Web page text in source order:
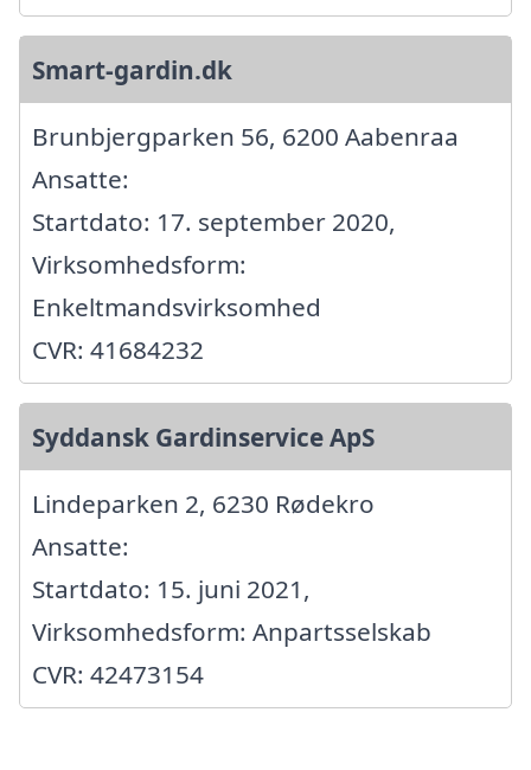
Smart-gardin.dk
Brunbjergparken 56, 6200 Aabenraa
Ansatte:
Startdato: 17. september 2020,
Virksomhedsform:
Enkeltmandsvirksomhed
CVR: 41684232
Syddansk Gardinservice ApS
Lindeparken 2, 6230 Rødekro
Ansatte:
Startdato: 15. juni 2021,
Virksomhedsform: Anpartsselskab
CVR: 42473154